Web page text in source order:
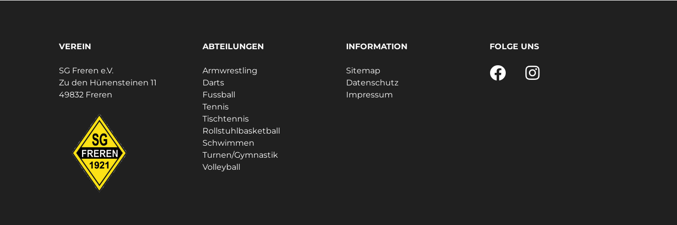
VEREIN
SG Freren e.V.
Zu den Hünensteinen 11
49832 Freren
ABTEILUNGEN
Armwrestling
Darts
Fussball
Tennis
Tischtennis
Rollstuhlbasketball
Schwimmen
Turnen/Gymnastik
Volleyball
INFORMATION
Sitemap
Datenschutz
Impressum
FOLGE UNS